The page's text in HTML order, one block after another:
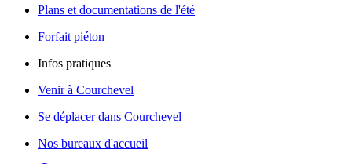
Plans et documentations de l'été
Forfait piéton
Infos pratiques
Venir à Courchevel
Se déplacer dans Courchevel
Nos bureaux d'accueil